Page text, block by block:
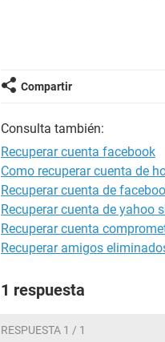
Compartir
Consulta también:
Recuperar cuenta facebook
Como recuperar cuenta de
Recuperar cuenta de
Recuperar cuenta de yahoo
Recuperar cuenta
Recuperar amigos
1 respuesta
RESPUESTA 1 / 1